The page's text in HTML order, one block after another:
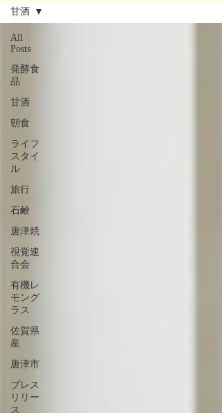
All
Posts
発酵食
品
甘酒
朝食
ライフ
スタイ
ル
旅行
石鹸
唐津焼
視覚連
合会
有機レ
モング
ラス
佐賀県
産
唐津市
プレス
リリー
ス
甘酒